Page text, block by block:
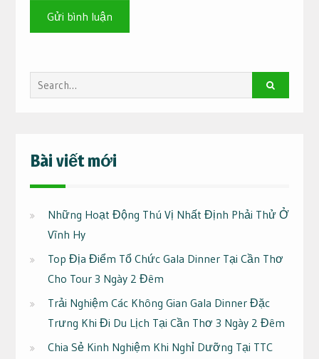
Search
for:
Bài viết mới
Những Hoạt Động Thú Vị Nhất Định Phải Thử Ở
Vĩnh Hy
Top Địa Điểm Tổ Chức Gala Dinner Tại Cần Thơ
Cho Tour 3 Ngày 2 Đêm
Trải Nghiệm Các Không Gian Gala Dinner Đặc
Trưng Khi Đi Du Lịch Tại Cần Thơ 3 Ngày 2 Đêm
Chia Sẻ Kinh Nghiệm Khi Nghỉ Dưỡng Tại TTC